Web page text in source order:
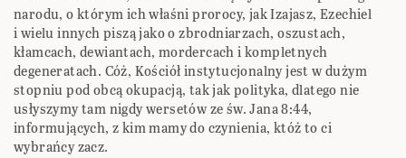
narodu, o którym ich właśni prorocy, jak Izajasz, Ezechiel
i wielu innych piszą jako o zbrodniarzach, oszustach,
kłamcach, dewiantach, mordercach i kompletnych
degeneratach. Cóż, Kościół instytucjonalny jest w dużym
stopniu pod obcą okupacją, tak jak polityka, dlatego nie
usłyszymy tam nigdy wersetów ze św. Jana 8:44,
informujących, z kim mamy do czynienia, któż to ci
wybrańcy zacz.